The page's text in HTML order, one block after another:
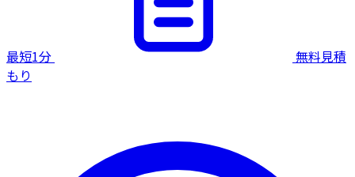
最短1分
無料見積
もり